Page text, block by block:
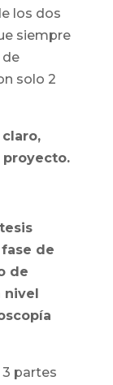
los dos
siempre
solo 2
proyecto.
de
de
nivel
3 partes